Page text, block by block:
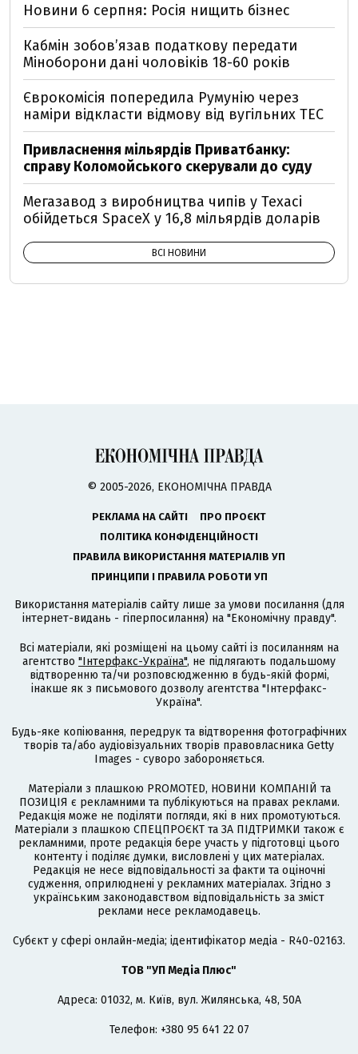
Новини 6 серпня: Росія нищить бізнес
Кабмін зобовʼязав податкову передати
Міноборони дані чоловіків 18-60 років
Єврокомісія попередила Румунію через
наміри відкласти відмову від вугільних ТЕС
Привласнення мільярдів Приватбанку:
справу Коломойського скерували до суду
Мегазавод з виробництва чипів у Техасі
обійдеться SpaceX у 16,8 мільярдів доларів
ВСІ НОВИНИ
© 2005-2026, ЕКОНОМІЧНА ПРАВДА
РЕКЛАМА НА САЙТІ
ПРО ПРОЄКТ
ПОЛІТИКА КОНФІДЕНЦІЙНОСТІ
ПРАВИЛА ВИКОРИСТАННЯ МАТЕРІАЛІВ УП
ПРИНЦИПИ І ПРАВИЛА РОБОТИ УП
Використання матеріалів сайту лише за умови посилання (для
інтернет-видань - гіперпосилання) на "Економічну правду".
Всі матеріали, які розміщені на цьому сайті із посиланням на
агентство "Інтерфакс-Україна", не підлягають подальшому
відтворенню та/чи розповсюдженню в будь-якій формі,
інакше як з письмового дозволу агентства "Інтерфакс-
Україна".
Будь-яке копіювання, передрук та відтворення фотографічних
творів та/або аудіовізуальних творів правовласника Getty
Images - суворо забороняється.
Матеріали з плашкою PROMOTED, НОВИНИ КОМПАНІЙ та
ПОЗИЦІЯ є рекламними та публікуються на правах реклами.
Редакція може не поділяти погляди, які в них промотуються.
Матеріали з плашкою СПЕЦПРОЄКТ та ЗА ПІДТРИМКИ також є
рекламними, проте редакція бере участь у підготовці цього
контенту і поділяє думки, висловлені у цих матеріалах.
Редакція не несе відповідальності за факти та оціночні
судження, оприлюднені у рекламних матеріалах. Згідно з
українським законодавством відповідальність за зміст
реклами несе рекламодавець.
Cубєкт у сфері онлайн-медіа; ідентифікатор медіа - R40-02163.
ТОВ "УП Медіа Плюс"
Адреса: 01032, м. Київ, вул. Жилянська, 48, 50А
Телефон: +380 95 641 22 07